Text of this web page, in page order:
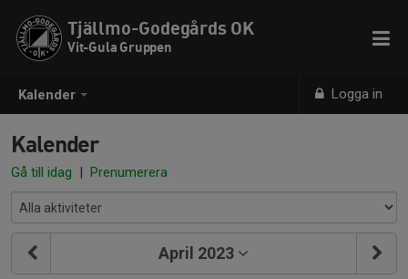
Kalender Logga in
Tjällmo-Godegårds OK
Vit-Gula Gruppen
Kalender
Gå till idag | Prenumerera
April 2023